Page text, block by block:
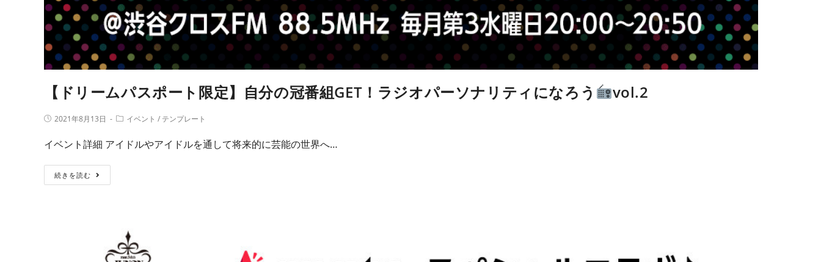
【ドリームパスポート限定】自分の冠番組GET！ラジオパーソナリティになろう vol.2
2021年8月13日 イベント / テンプレート
イベント詳細 アイドルやアイドルを通して将来的に芸能の世界へ…
続きを読む